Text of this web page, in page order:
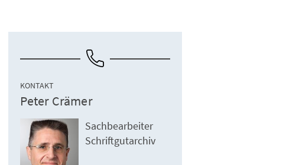
KONTAKT
Peter Crämer
Sachbearbeiter
Schriftgutarchiv